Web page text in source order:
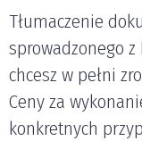
Tłumaczenie
sprowadzonego
chcesz w pełni
Ceny za
konkretnych